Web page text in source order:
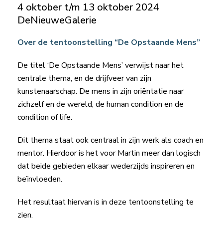
4 oktober t/m 13 oktober 2024
DeNieuweGalerie
Over de tentoonstelling “De Opstaande Mens”
De titel ‘De Opstaande Mens’ verwijst naar het
centrale thema, en de drijfveer van zijn
kunstenaarschap. De mens in zijn oriëntatie naar
zichzelf en de wereld, de human condition en de
condition of life.
Dit thema staat ook centraal in zijn werk als coach en
mentor. Hierdoor is het voor Martin meer dan logisch
dat beide gebieden elkaar wederzijds inspireren en
beïnvloeden.
Het resultaat hiervan is in deze tentoonstelling te
zien.